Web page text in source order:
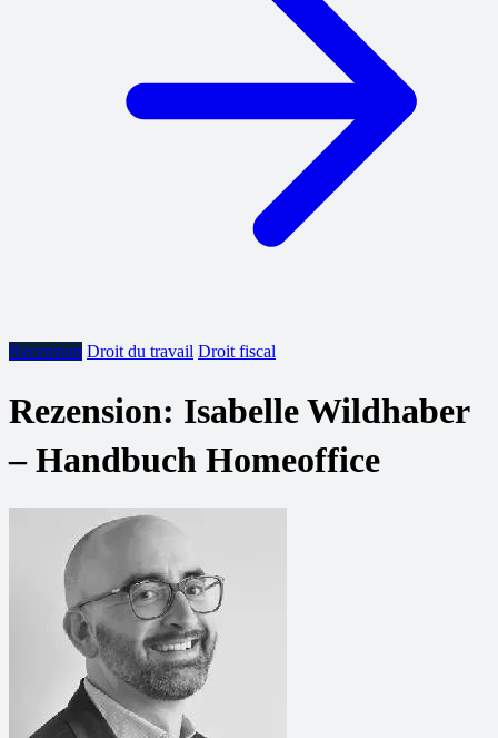
Recension Droit du travail Droit fiscal
Rezension: Isabelle Wildhaber
– Handbuch Homeoffice